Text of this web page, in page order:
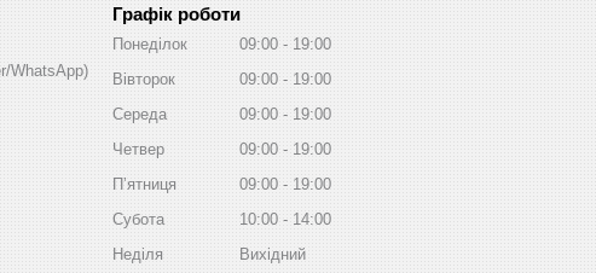
WhatsApp)
Графік роботи
Понеділок 09:00
19:00
Вівторок
09:00
19:00
Середа
09:00
19:00
Четвер
09:00
19:00
Пʼятниця
09:00
19:00
Субота
10:00
14:00
Неділя
Вихідний